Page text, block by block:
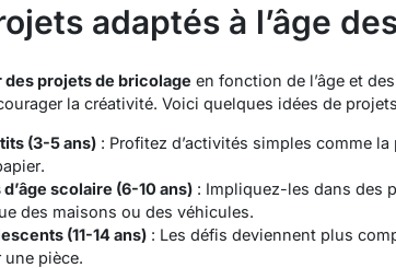
adaptés à l’âge
projets de bricolage en fonction de l’âge et
la créativité. Voici quelques idées de
(3-5 ans) : Profitez d’activités simples comme la
.
scolaire (6-10 ans) : Impliquez-les dans des
des maisons ou des véhicules.
(11-14 ans) : Les défis deviennent plus
une pièce.